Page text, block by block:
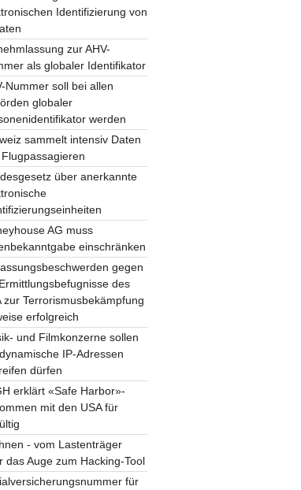
Identifizierung von
zur AHV-
als globaler Identifikator
Nummer soll bei allen
globaler
werden
sammelt intensiv Daten
über anerkannte
AG muss
einschränken
gegen
des
zur Terrorismusbekämpfung
erfolgreich
und Filmkonzerne sollen
IP-Adressen
dürfen
erklärt «Safe Harbor»-
mit den USA für
- vom Lastenträger
das Auge zum Hacking-Tool
für